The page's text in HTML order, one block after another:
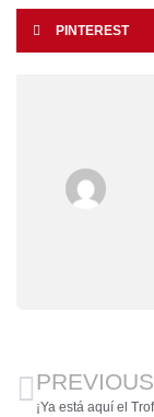
PINTEREST
PREVIOUS